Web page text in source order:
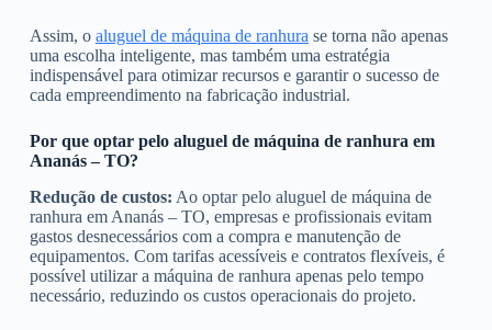
Assim, o aluguel de máquina de ranhura se torna não apenas
uma escolha inteligente, mas também uma estratégia
indispensável para otimizar recursos e garantir o sucesso de
cada empreendimento na fabricação industrial.
Por que optar pelo aluguel de máquina de ranhura em
Ananás – TO?
Redução de custos: Ao optar pelo aluguel de máquina de
ranhura em Ananás – TO, empresas e profissionais evitam
gastos desnecessários com a compra e manutenção de
equipamentos. Com tarifas acessíveis e contratos flexíveis, é
possível utilizar a máquina de ranhura apenas pelo tempo
necessário, reduzindo os custos operacionais do projeto.